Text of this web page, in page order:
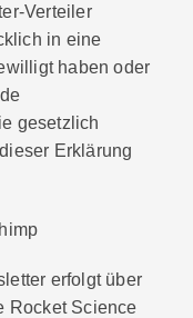
Verteiler
in eine
haben oder
gesetzlich
Erklärung
erfolgt über
Rocket Science